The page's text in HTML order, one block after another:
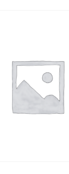
AÑADIR AL
CARRITO